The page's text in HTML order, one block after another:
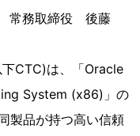
常務取締役 後藤
CTC)は、「Oracle
System (x86)」の
製品が持つ高い信頼